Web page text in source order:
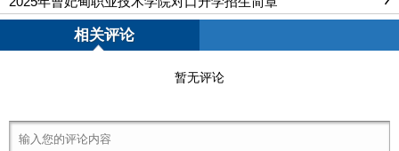
相关评论
暂无评论